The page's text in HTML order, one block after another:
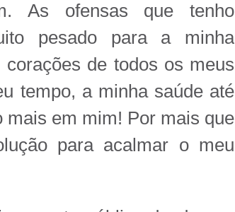
As ofensas que tenho
pesado para a minha
de todos os meus
tempo, a minha saúde até
mais em mim! Por mais que
para acalmar o meu